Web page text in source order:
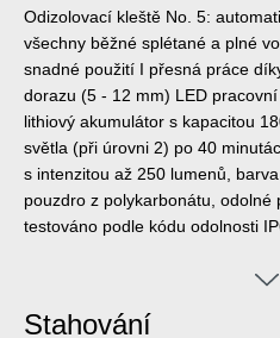
Odizolovací kleště No. 5:
všechny běžné splétané a plné
snadné použití I přesná práce
dorazu (5 - 12 mm) LED
lithiový akumulátor s kapacitou
světla (při úrovni 2) po 40
s intenzitou až 250 lumenů,
pouzdro z polykarbonátu,
testováno podle kódu odolnosti
Stahování